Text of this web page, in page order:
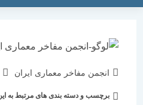
انجمن مفاخر معماری ایران
نوشته
شده
29 اسفند 1400
برچسب و دسته بندی های مرتبط به این مقاله: